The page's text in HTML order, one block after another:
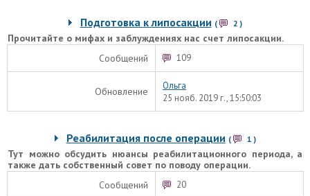
Подготовка к липосакции ( 2)
Прочитайте о мифах и заблуждениях нас счет липосакции.
Сообщений
109
Обновление
Ольга
25 нояб. 2019 г., 15:50:03
Реабилитация после операции ( 1)
Тут можно обсудить нюансы реабилитационного периода, а
также дать собственный совет по поводу операции.
Сообщений
20